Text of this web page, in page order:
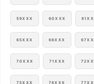
59XXX 60XXX
65XXX 66XXX
70XXX 71XXX
75XXX 76XXX